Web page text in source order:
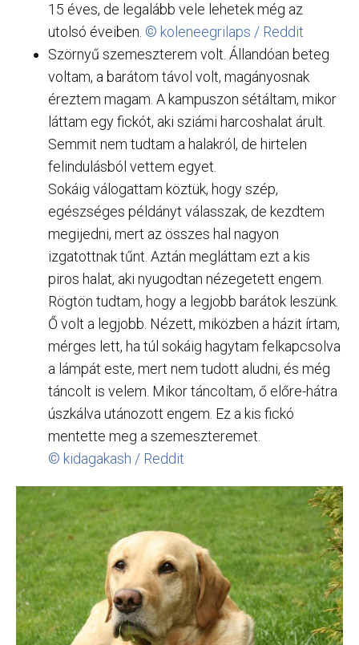
15 éves, de legalább vele lehetek még az
utolsó éveiben. © koleneegrilaps / Reddit
Szörnyű szemeszterem volt. Állandóan beteg
voltam, a barátom távol volt, magányosnak
éreztem magam. A kampuszon sétáltam, mikor
láttam egy fickót, aki sziámi harcoshalat árult.
Semmit nem tudtam a halakról, de hirtelen
felindulásból vettem egyet.
Sokáig válogattam köztük, hogy szép,
egészséges példányt válasszak, de kezdtem
megijedni, mert az összes hal nagyon
izgatottnak tűnt. Aztán megláttam ezt a kis
piros halat, aki nyugodtan nézegetett engem.
Rögtön tudtam, hogy a legjobb barátok leszünk.
Ő volt a legjobb. Nézett, miközben a házit írtam,
mérges lett, ha túl sokáig hagytam felkapcsolva
a lámpát este, mert nem tudott aludni, és még
táncolt is velem. Mikor táncoltam, ő előre-hátra
úszkálva utánozott engem. Ez a kis fickó
mentette meg a szemeszteremet.
© kidagakash / Reddit